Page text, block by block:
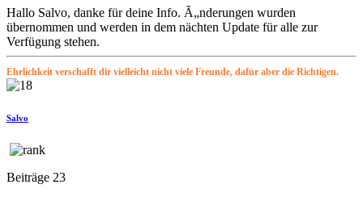
Hallo Salvo, danke für deine Info. Ã„nderungen wurden
übernommen und werden in dem nächten Update für alle zur
Verfügung stehen.
Ehrlichkeit verschafft dir vielleicht nicht viele Freunde, dafür aber die Richtigen.
Salvo
Beiträge 23